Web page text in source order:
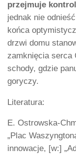
przejmuje
jednak nie
końca
drzwi domu
zamknięcia serca
schody, gdzie
goryczy.
Literatura:
E. Ostrowska-
„Plac
innowacje, [w:]